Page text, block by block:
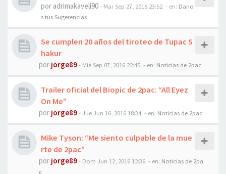
por adrimakaveli90- Mar Sep 27, 2016 23:52 - en: Dano
s tus Sugerencias
Se cumplen 20 años del tiroteo de Tupac S
hakur
por jorge89- Mié Sep 07, 2016 22:45 - en: Noticias de 2pac
Trailer oficial del Biopic de 2pac: “All Eyez
On Me”
por jorge89-Jue Jun 16, 2016 18:34 - en: Noticias de 2pac
Mike Tyson: “Me siento culpable de la mue
rte de 2pac”
por jorge89- Dom Jun 12, 2016 12:36 - en: Noticias de 2pa
c